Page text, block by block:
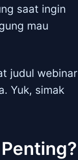
saat ingin
mau
judul webinar
Yuk, simak